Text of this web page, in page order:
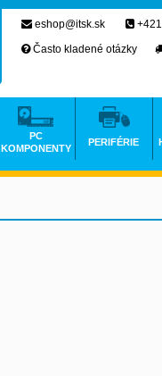
eshop@itsk.sk
Často kladené otázky
PC
KOMPONENTY
PERIFÉRIE